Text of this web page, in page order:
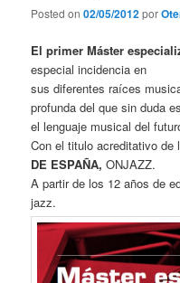
Posted on02/05/2012por
El primer Máster
especial incidencia en
sus diferentes raíces
profunda del que sin duda es
el lenguaje musical del
Con el titulo acreditativo de
DE ESPAÑA, ONJAZZ.
A partir de los 12 años de
jazz.